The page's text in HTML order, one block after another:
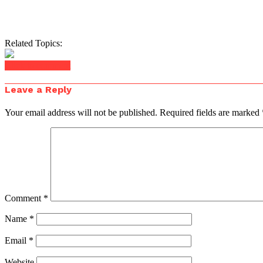
Related Topics:
Leave a Reply
Your email address will not be published. Required fields are marked
Comment *
Name *
Email *